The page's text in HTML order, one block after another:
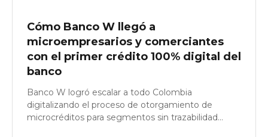
Cómo Banco W llegó a
microempresarios​ y comerciantes
con el primer crédito 100% digital del
banco
Banco W logró escalar a todo Colombia
digitalizando el proceso de otorgamiento de
microcréditos para segmentos sin trazabilidad